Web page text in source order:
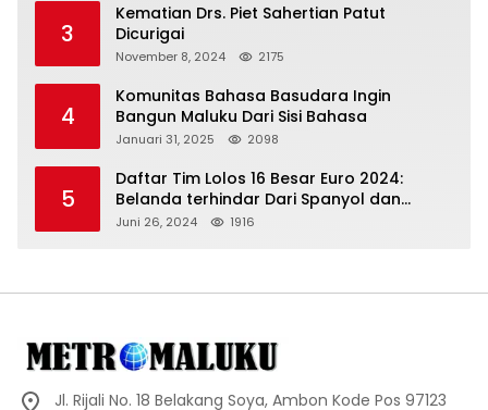
3
Kematian Drs. Piet Sahertian Patut
Dicurigai
November 8, 2024 2175
4
Komunitas Bahasa Basudara Ingin
Bangun Maluku Dari Sisi Bahasa
Januari 31, 2025 2098
5
Daftar Tim Lolos 16 Besar Euro 2024:
Belanda terhindar Dari Spanyol dan
Ingriss, Prancis Bertemu Belgia
Juni 26, 2024 1916
Jl. Rijali No. 18 Belakang Soya, Ambon Kode Pos 97123